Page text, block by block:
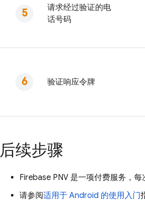
请求经过验证的电
话号码
验证响应令牌
后续步骤
Firebase PNV 是一项付费服务，
请参阅适用于 Android 的使用入门